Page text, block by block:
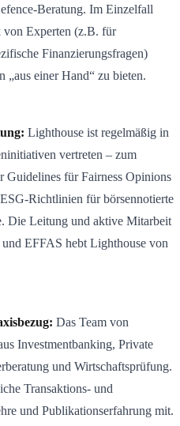
Beratung. Im Einzelfall
Experten (z.B. für
Finanzierungsfragen)
einer Hand“ zu bieten.
Lighthouse ist regelmäßig in
vertreten – zum
Guidelines für Fairness Opinions
Richtlinien für börsennotierte
Die Leitung und aktive Mitarbeit
EFFAS hebt Lighthouse von
Das Team von
Investmentbanking, Private
und Wirtschaftsprüfung.
Transaktions- und
und Publikationserfahrung mit.